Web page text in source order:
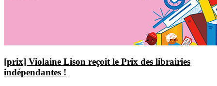
[prix] Violaine Lison reçoit le Prix des librairies
indépendantes !